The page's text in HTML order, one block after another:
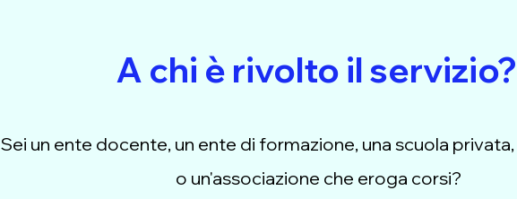
A chi è rivolto il servizio?
Sei un ente docente, un ente di formazione, una scuola
o un'associazione che eroga corsi?